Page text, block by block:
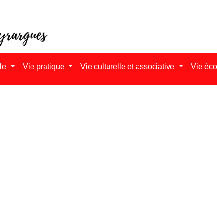
Vie pratique Vie culturelle et associative Vie